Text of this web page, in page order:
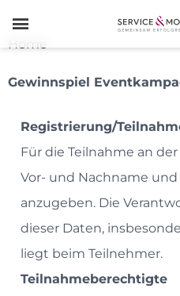
≡
Home
Gewinnspiel
Registrierung/
Für die Teilnahme an
Vor- und Nachname und
anzugeben. Die
dieser Daten,
liegt beim Teilnehmer.
Teilnahmeberechtigte